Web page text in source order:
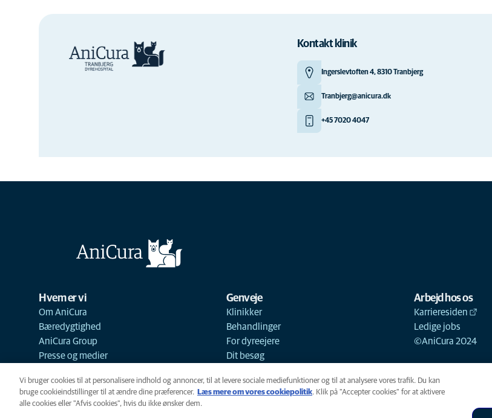
Kontakt klinik
Ingerslevtoften 4, 8310 Tranbjerg
Tranbjerg@anicura.dk
+45 7020 4047
Hvem er vi
Om AniCura
Bæredygtighed
AniCura Group
Presse og medier
Genveje
Klinikker
Behandlinger
For dyreejere
Dit besøg
Arbejd hos os
Karrieresiden
Ledige jobs
©AniCura 2024
Vi bruger cookies til at personalisere indhold og annoncer, til at levere sociale mediefunktioner og til at analysere vores trafik. Du kan
bruge cookieindstillinger til at ændre dine præferencer.
Læs mere om vores cookiepolitik(opens in a new tab)
. Klik på "Accepter cookies" for at aktivere
alle cookies eller "Afvis cookies", hvis du ikke ønsker dem.